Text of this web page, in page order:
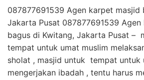
087877691539 Agen karpet masjid
Jakarta Pusat 087877691539
bagus di Kwitang, Jakarta Pusat –
tempat untuk umat muslim
sholat , masjid untuk tempat untuk
mengerjakan ibadah , tentu harus